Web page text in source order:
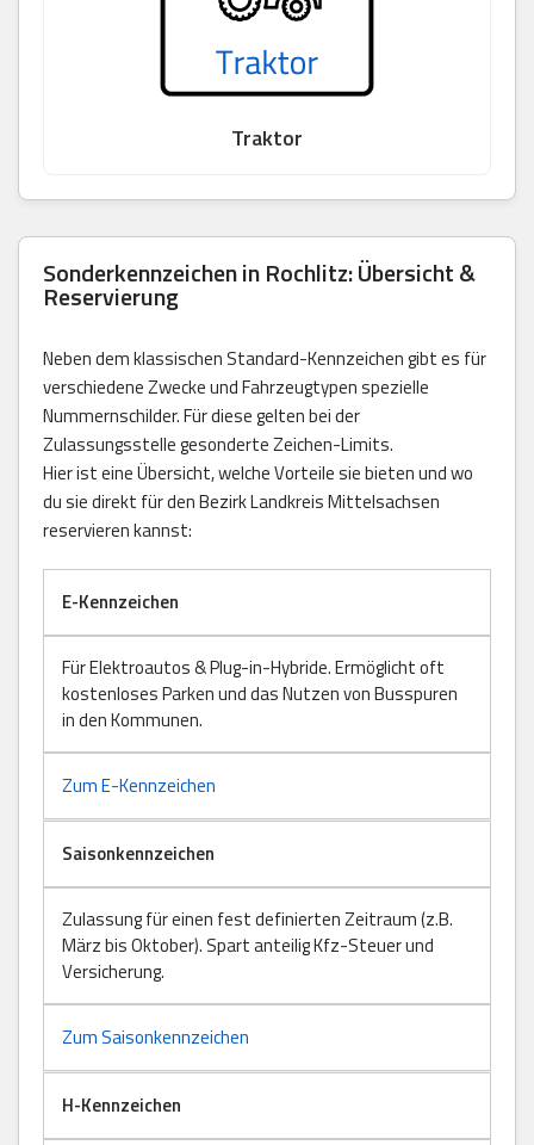
Traktor
Sonderkennzeichen in Rochlitz: Übersicht &
Reservierung
Neben dem klassischen Standard-Kennzeichen gibt es für
verschiedene Zwecke und Fahrzeugtypen spezielle
Nummernschilder. Für diese gelten bei der
Zulassungsstelle gesonderte Zeichen-Limits.
Hier ist eine Übersicht, welche Vorteile sie bieten und wo
du sie direkt für den Bezirk Landkreis Mittelsachsen
reservieren kannst:
E-Kennzeichen
Für Elektroautos & Plug-in-Hybride. Ermöglicht oft
kostenloses Parken und das Nutzen von Busspuren
in den Kommunen.
Zum E-Kennzeichen
Saisonkennzeichen
Zulassung für einen fest definierten Zeitraum (z.B.
März bis Oktober). Spart anteilig Kfz-Steuer und
Versicherung.
Zum Saisonkennzeichen
H-Kennzeichen